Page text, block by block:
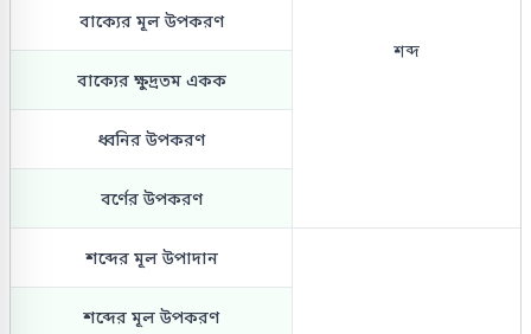
শব্দ
বাক্যের মূল উপকরণ
বাক্যের ক্ষুদ্রতম একক
ধ্বনির উপকরণ
বর্ণের উপকরণ
শব্দের মূল উপাদান
শব্দের মূল উপকরণ